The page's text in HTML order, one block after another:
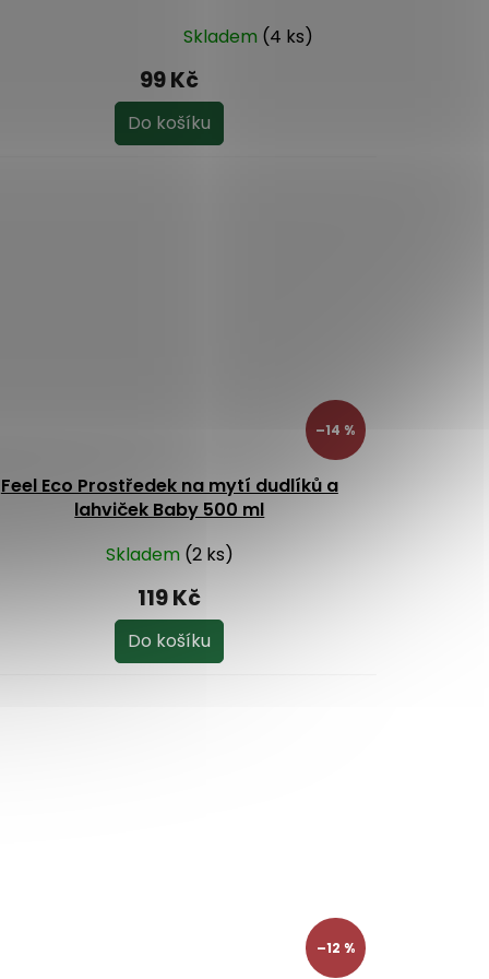
Skladem (4 ks)
99 Kč
Do košíku
–14 %
Feel Eco Prostředek na mytí dudlíků a
lahviček Baby 500 ml
Skladem (2 ks)
119 Kč
Do košíku
–12 %